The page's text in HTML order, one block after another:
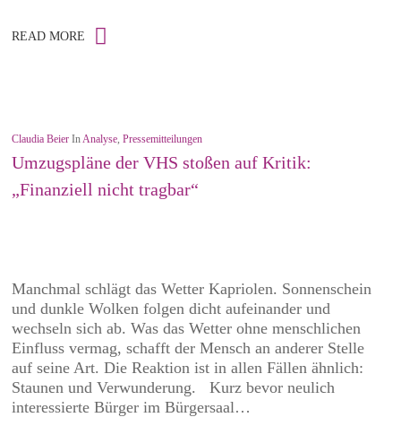
READ MORE
Claudia Beier InAnalyse,Pressemitteilungen
Umzugspläne der VHS stoßen auf Kritik:
„Finanziell nicht tragbar“
Manchmal schlägt das Wetter Kapriolen. Sonnenschein
und dunkle Wolken folgen dicht aufeinander und
wechseln sich ab. Was das Wetter ohne menschlichen
Einfluss vermag, schafft der Mensch an anderer Stelle
auf seine Art. Die Reaktion ist in allen Fällen ähnlich:
Staunen und Verwunderung. Kurz bevor neulich
interessierte Bürger im Bürgersaal…